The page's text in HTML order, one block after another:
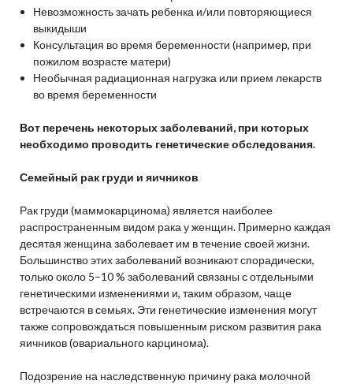
Невозможность зачать ребенка и/или повторяющиеся
выкидыши
Консультация во время беременности (например, при
пожилом возрасте матери)
Необычная радиационная нагрузка или прием лекарств
во время беременности
Вот перечень некоторых заболеваний, при которых
необходимо проводить генетические обследования.
Семейный рак груди и яичников
Рак груди (маммокарцинома) является наиболее
распространенным видом рака у женщин. Примерно каждая
десятая женщина заболевает им в течение своей жизни.
Большинство этих заболеваний возникают спорадически,
только около 5–10 % заболеваний связаны с отдельными
генетическими изменениями и, таким образом, чаще
встречаются в семьях. Эти генетические изменения могут
также сопровождаться повышенным риском развития рака
яичников (овариального карцинома).
Подозрение на наследственную причину рака молочной